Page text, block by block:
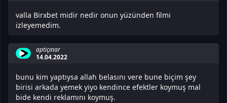
valla Birxbet midir nedir onun yüzünden filmi
izleyemedim.
aptiçınar
14.04.2022
bunu kim yaptıysa allah belasını vere bune biçim şey
birisi arkada yemek yiyo kendince efektler koymuş mal
bide kendi reklamını koymuş.